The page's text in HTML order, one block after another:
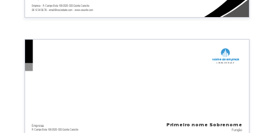
06 12 34 56 78 - email@sociedade.com - www.seusite.com
Empresa - R Campo Bola 109 2525-555 Quinta Carocho
Primeiro nome Sobrenome
Função
R Campo Bola 109 2525-555 Quinta Carocho
Empresa
Nome da empresa
Linha de base